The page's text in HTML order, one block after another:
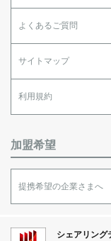
よくあるご質問
サイトマップ
利用規約
加盟希望
提携希望の企業さまへ
シェアリング